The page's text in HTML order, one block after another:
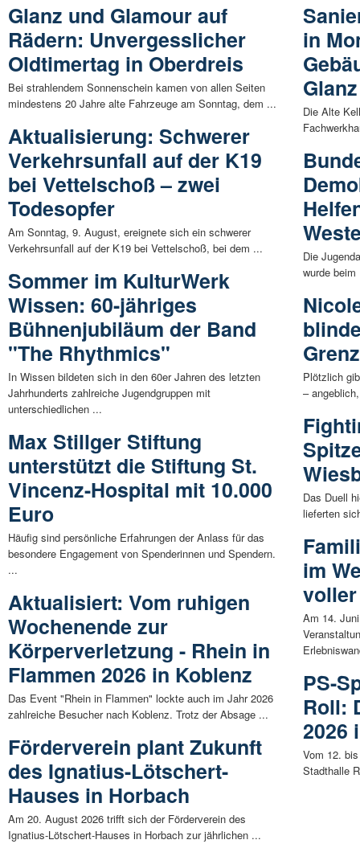
Glanz und Glamour auf
Rädern: Unvergesslicher
Oldtimertag in Oberdreis
Bei strahlendem Sonnenschein kamen von allen Seiten
mindestens 20 Jahre alte Fahrzeuge am Sonntag, dem ...
Aktualisierung: Schwerer
Verkehrsunfall auf der K19
bei Vettelschoß – zwei
Todesopfer
Am Sonntag, 9. August, ereignete sich ein schwerer
Verkehrsunfall auf der K19 bei Vettelschoß, bei dem ...
Sommer im KulturWerk
Wissen: 60-jähriges
Bühnenjubiläum der Band
"The Rhythmics"
In Wissen bildeten sich in den 60er Jahren des letzten
Jahrhunderts zahlreiche Jugendgruppen mit
unterschiedlichen ...
Max Stillger Stiftung
unterstützt die Stiftung St.
Vincenz-Hospital mit 10.000
Euro
Häufig sind persönliche Erfahrungen der Anlass für das
besondere Engagement von Spenderinnen und Spendern.
...
Aktualisiert: Vom ruhigen
Wochenende zur
Körperverletzung - Rhein in
Flammen 2026 in Koblenz
Das Event "Rhein in Flammen" lockte auch im Jahr 2026
zahlreiche Besucher nach Koblenz. Trotz der Absage ...
Förderverein plant Zukunft
des Ignatius-Lötschert-
Hauses in Horbach
Am 20. August 2026 trifft sich der Förderverein des
Ignatius-Lötschert-Hauses in Horbach zur jährlichen ...
in
Glanz
Die Alte
Die
wurde
Plötzlich
–
Das Duell
lieferten
im
Am 14.
PS-
Roll:
2026
Vom 12.
Stadthalle